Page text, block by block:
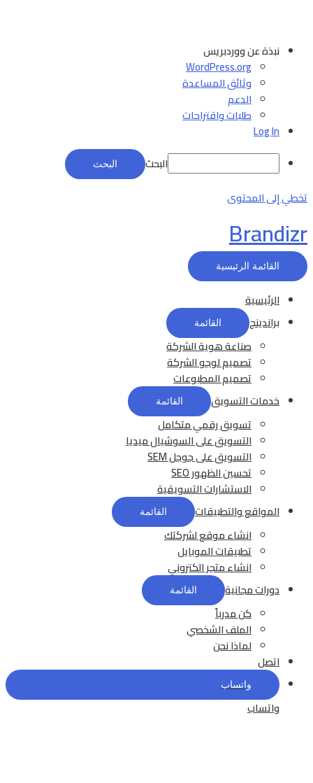
نبذة عن ووردبريس
WordPress.org
وثائق المساعدة
الدعم
طلبات واقتراحات
Log In
البحث
تخطي إلى المحتوى
Brandizr
القائمة الرئيسية
الرئيسية
براندينج
القائمة
صناعة هوية الشركة
تصميم لوجو الشركة
تصميم المطبوعات
خدمات التسويق
القائمة
تسويق رقمي متكامل
التسويق على السوشيال ميديا
التسويق على جوجل SEM
تحسين الظهور SEO
الاستشارات التسويقية
المواقع والتطبيقات
القائمة
انشاء موقع لشركتك
تطبيقات الموبايل
انشاء متجر الكتروني
دورات مجانية
القائمة
كن مدرباً
الملف الشخصي
لماذا نحن
اتصل
واتساب
واتساب